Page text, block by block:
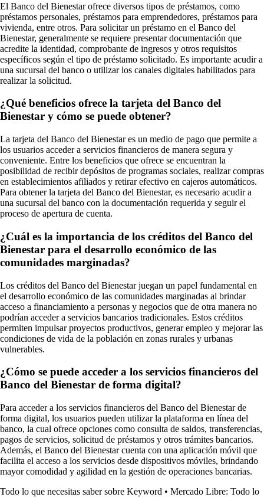
El Banco del Bienestar ofrece diversos tipos de préstamos, como
préstamos personales, préstamos para emprendedores, préstamos para
vivienda, entre otros. Para solicitar un préstamo en el Banco del
Bienestar, generalmente se requiere presentar documentación que
acredite la identidad, comprobante de ingresos y otros requisitos
específicos según el tipo de préstamo solicitado. Es importante acudir a
una sucursal del banco o utilizar los canales digitales habilitados para
realizar la solicitud.
¿Qué beneficios ofrece la tarjeta del Banco del
Bienestar y cómo se puede obtener?
La tarjeta del Banco del Bienestar es un medio de pago que permite a
los usuarios acceder a servicios financieros de manera segura y
conveniente. Entre los beneficios que ofrece se encuentran la
posibilidad de recibir depósitos de programas sociales, realizar compras
en establecimientos afiliados y retirar efectivo en cajeros automáticos.
Para obtener la tarjeta del Banco del Bienestar, es necesario acudir a
una sucursal del banco con la documentación requerida y seguir el
proceso de apertura de cuenta.
¿Cuál es la importancia de los créditos del Banco del
Bienestar para el desarrollo económico de las
comunidades marginadas?
Los créditos del Banco del Bienestar juegan un papel fundamental en
el desarrollo económico de las comunidades marginadas al brindar
acceso a financiamiento a personas y negocios que de otra manera no
podrían acceder a servicios bancarios tradicionales. Estos créditos
permiten impulsar proyectos productivos, generar empleo y mejorar las
condiciones de vida de la población en zonas rurales y urbanas
vulnerables.
¿Cómo se puede acceder a los servicios financieros del
Banco del Bienestar de forma digital?
Para acceder a los servicios financieros del Banco del Bienestar de
forma digital, los usuarios pueden utilizar la plataforma en línea del
banco, la cual ofrece opciones como consulta de saldos, transferencias,
pagos de servicios, solicitud de préstamos y otros trámites bancarios.
Además, el Banco del Bienestar cuenta con una aplicación móvil que
facilita el acceso a los servicios desde dispositivos móviles, brindando
mayor comodidad y agilidad en la gestión de operaciones bancarias.
Todo lo que necesitas saber sobre Keyword • Mercado Libre: Todo lo